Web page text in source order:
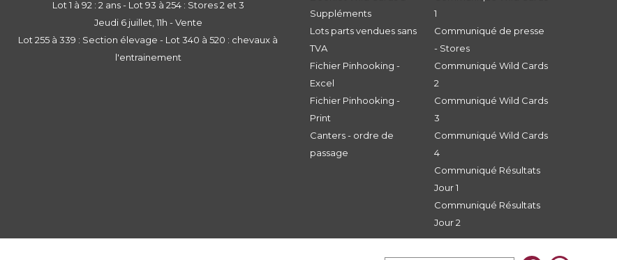
Lot 1 à 92 : 2 ans - Lot 93 à 254 : Stores 2 et 3
Jeudi 6 juillet, 11h - Vente
Lot 255 à 339 : Section élevage - Lot 340 à 520 : chevaux à
l'entrainement
Suppléments
Lots parts vendues sans
TVA
Fichier Pinhooking -
Excel
Fichier Pinhooking -
Print
Canters - ordre de
passage
1
Communiqué de presse
- Stores
Communiqué Wild Cards
2
Communiqué Wild Cards
3
Communiqué Wild Cards
4
Communiqué Résultats
Jour 1
Communiqué Résultats
Jour 2